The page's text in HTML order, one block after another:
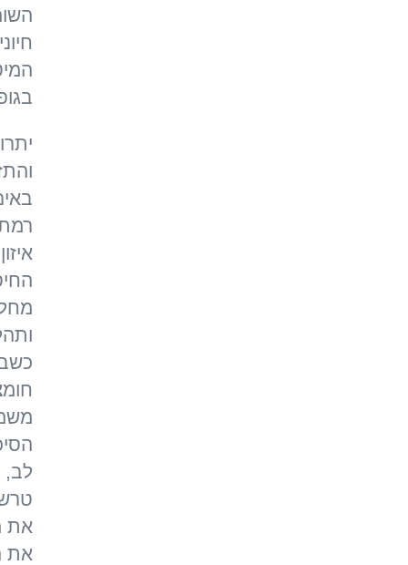
לב,
את
את